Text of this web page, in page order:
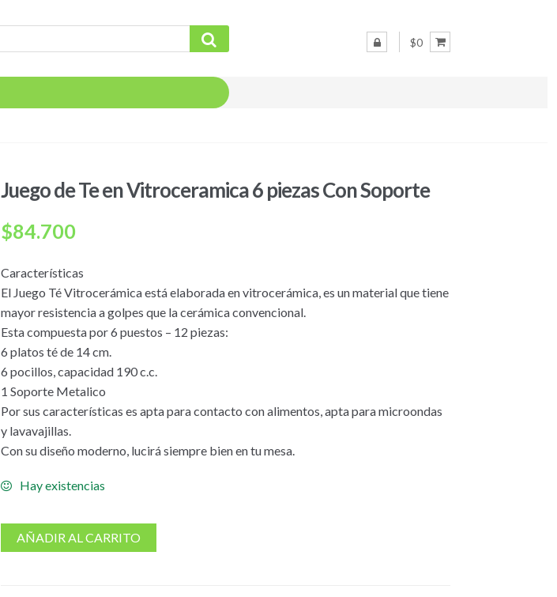
$0
Juego de Te en Vitroceramica 6 piezas Con Soporte
$84.700
Características
El Juego Té Vitrocerámica está elaborada en vitrocerámica, es un material que tiene
mayor resistencia a golpes que la cerámica convencional.
Esta compuesta por 6 puestos – 12 piezas:
6 platos té de 14 cm.
6 pocillos, capacidad 190 c.c.
1 Soporte Metalico
Por sus características es apta para contacto con alimentos, apta para microondas
y lavavajillas.
Con su diseño moderno, lucirá siempre bien en tu mesa.
Hay existencias
AÑADIR AL CARRITO